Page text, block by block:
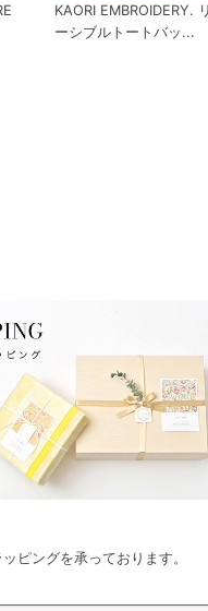
KAORI EMBROIDERY.
ーシブルトートバッ...
ピングを承っております。